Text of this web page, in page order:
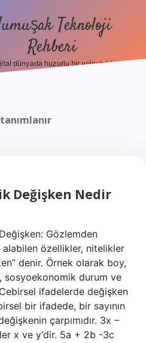
Teknoloji
Rehberi
dünyada huzurlu bir yolculuk!
Değişken Nedir
Gözlemden
özellikler, nitelikler
denir. Örnek olarak boy,
sosyoekonomik durum ve
ifadelerde değişken
bir ifadede, bir sayının
çarpımıdır. 3x –
x ve y’dir. 5a + 2b -3c